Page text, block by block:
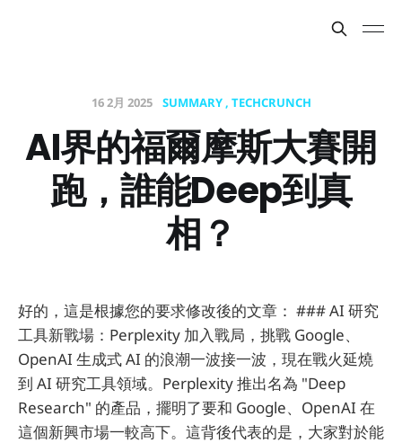
16 2月 2025 SUMMARY TECHCRUNCH
AI界的福爾摩斯大賽開
跑，誰能Deep到真
相？
好的，這是根據您的要求修改後的文章： ### AI 研究
工具新戰場：Perplexity 加入戰局，挑戰 Google、
OpenAI 生成式 AI 的浪潮一波接一波，現在戰火延燒
到 AI 研究工具領域。Perplexity 推出名為 "Deep
Research" 的產品，擺明了要和 Google、OpenAI 在
這個新興市場一較高下。這背後代表的是，大家對於能